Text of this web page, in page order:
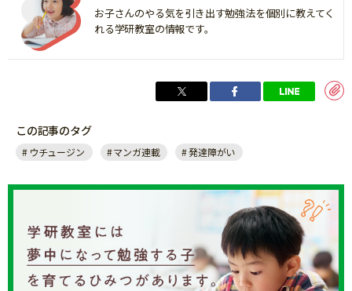
お子さんのやる気を引き出す勉強法を個別に教えてく
れる学研教室の情報です。
この記事のタグ
ウチュージン マンガ連載 発達障がい